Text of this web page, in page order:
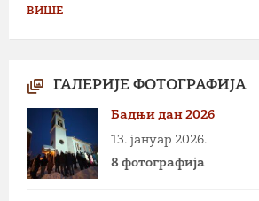
ВИШЕ
ГАЛЕРИЈЕ ФОТОГРАФИЈА
Бадњи дан 2026
13. јануар 2026.
8 фотографија